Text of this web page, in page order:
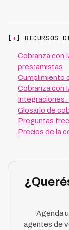
[+] RECURSOS
Cobranza con
prestamistas
Cumplimiento
Cobranza con
Integraciones:
Glosario de
Preguntas
Precios de la
Agenda
agentes de